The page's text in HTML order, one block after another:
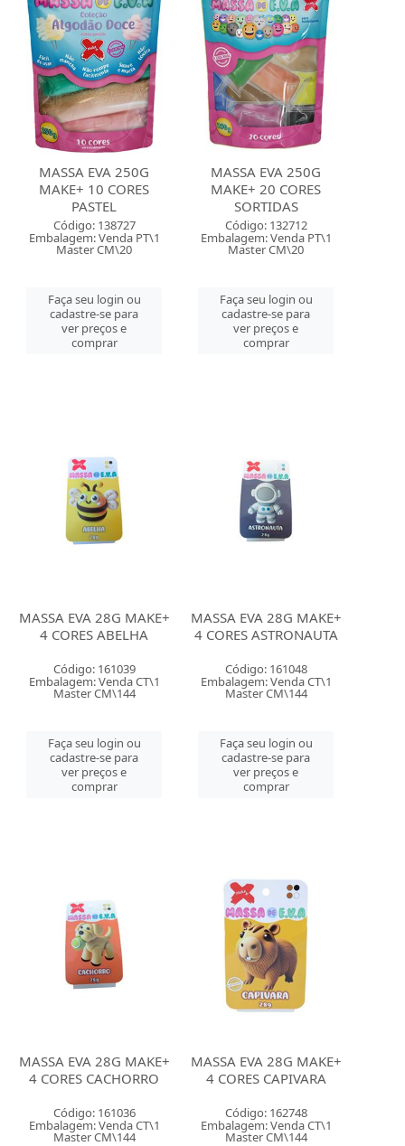
MASSA EVA 250G
MAKE+ 10 CORES
PASTEL
Código: 138727
Embalagem: Venda PT\1
Master CM\20
Faça seu login ou
cadastre-se para
ver preços e
comprar
MASSA EVA 250G
MAKE+ 20 CORES
SORTIDAS
Código: 132712
Embalagem: Venda PT\1
Master CM\20
Faça seu login ou
cadastre-se para
ver preços e
comprar
MASSA EVA 28G MAKE+
4 CORES ABELHA
Código: 161039
Embalagem: Venda CT\1
Master CM\144
Faça seu login ou
cadastre-se para
ver preços e
comprar
MASSA EVA 28G MAKE+
4 CORES ASTRONAUTA
Código: 161048
Embalagem: Venda CT\1
Master CM\144
Faça seu login ou
cadastre-se para
ver preços e
comprar
MASSA EVA 28G MAKE+
4 CORES CACHORRO
Código: 161036
Embalagem: Venda CT\1
Master CM\144
MASSA EVA 28G MAKE+
4 CORES CAPIVARA
Código: 162748
Embalagem: Venda CT\1
Master CM\144